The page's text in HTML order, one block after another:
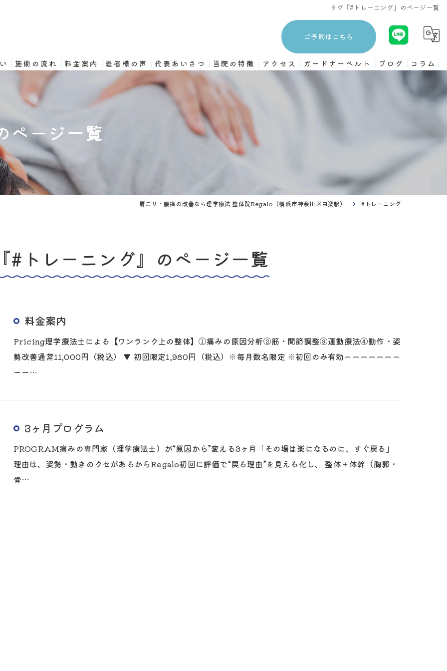
タグ『#トレーニング』のページ一覧
ご予約はこちら
施術の流れ 料金案内 患者様の声 代表あいさつ 当院の特徴
3ヶ月プログラム
ストレッチ
姿勢矯正
トレーニング
アクセス ガードナーベルト ブログ コラム
ページ一覧
肩こり・腰痛の改善なら理学療法 整体院Regalo（横浜市神奈川区白楽駅） #トレーニング
#トレーニング』のページ一覧
料金案内
Pricing理学療法士による【ワンランク上の整体】①痛みの原因分析②筋・関節調整③運動療法④動作・姿
勢改善通常11,000円（税込） ▼ 初回限定1,980円（税込）※毎月数名限定 ※初回のみ有効ーーーーーーー
ーー…
3ヶ月プログラム
PROGRAM痛みの専門家（理学療法士）が“原因から”変える3ヶ月「その場は楽になるのに、すぐ戻る」
理由は、姿勢・動きのクセがあるからRegalo初回に評価で“戻る理由”を見える化し、 整体＋体幹（胸郭・
骨…